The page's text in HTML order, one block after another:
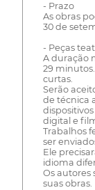
- Prazo
As obras
30 de
- Peças
A duração
29
curtas.
Serão
de técnica
digital e
Trabalhos
ser
Ele
idioma
Os autores
suas obras.